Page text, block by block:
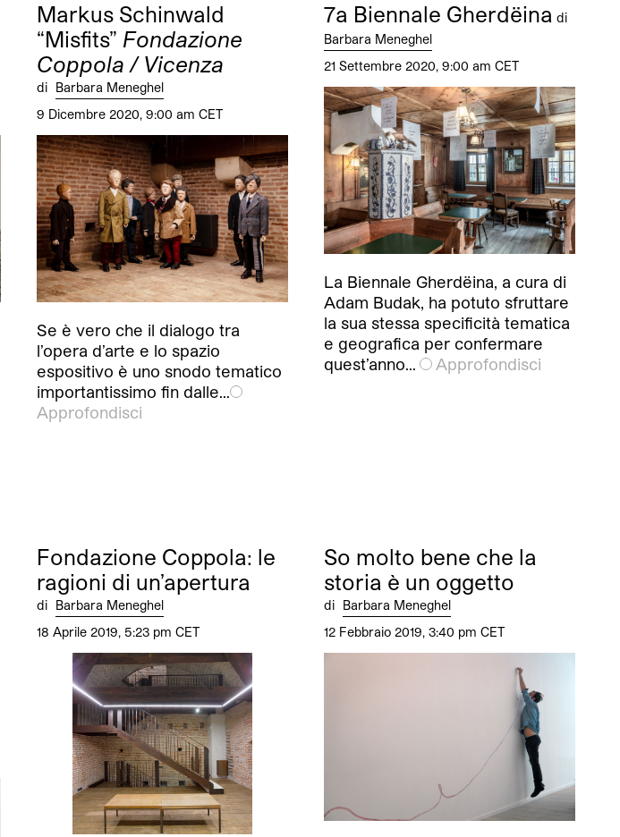
Markus Schinwald
“Misfits” Fondazione
Coppola / Vicenza
di Barbara Meneghel
9 Dicembre 2020, 9:00 am CET
Se è vero che il dialogo tra
l’opera d’arte e lo spazio
espositivo è uno snodo tematico
importantissimo fin dalle…
Approfondisci
7a Biennale Gherdëina di
Barbara Meneghel
21 Settembre 2020, 9:00 am CET
La Biennale Gherdëina, a cura di
Adam Budak, ha potuto sfruttare
la sua stessa specificità tematica
e geografica per confermare
quest’anno…
Approfondisci
Fondazione Coppola: le
ragioni di un’apertura
di Barbara Meneghel
18 Aprile 2019, 5:23 pm CET
So molto bene che la
storia è un oggetto
di Barbara Meneghel
12 Febbraio 2019, 3:40 pm CET